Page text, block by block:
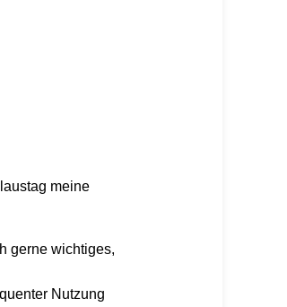
meine
gerne wichtiges,
Nutzung